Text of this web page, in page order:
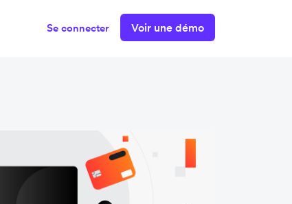
Se connecter Voir une démo